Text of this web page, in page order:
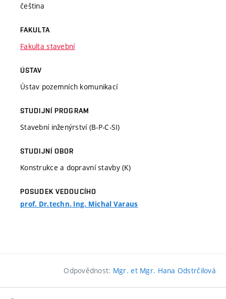
čeština
FAKULTA
Fakulta stavební
ÚSTAV
Ústav pozemních komunikací
STUDIJNÍ PROGRAM
Stavební inženýrství (B-P-C-SI)
STUDIJNÍ OBOR
Konstrukce a dopravní stavby (K)
POSUDEK VEDOUCÍHO
prof. Dr.techn. Ing. Michal Varaus
Odpovědnost: Mgr. et Mgr. Hana Odstrčilová